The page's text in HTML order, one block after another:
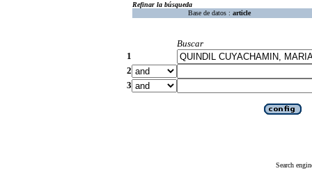
Refinar la búsqueda
Base de datos : article
Buscar
1
2
3
Search